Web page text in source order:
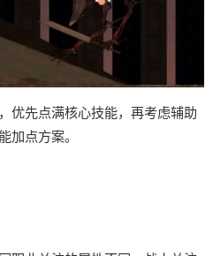
优先点满核心技能，再考虑辅助
加点方案。